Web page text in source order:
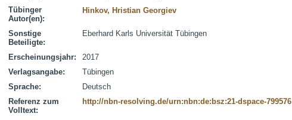
Tübinger
Autor(en):
Hinkov, Hristian Georgiev
Sonstige
Beteiligte:
Eberhard Karls Universität Tübingen
Erscheinungsjahr:
2017
Verlagsangabe:
Tübingen
Sprache:
Deutsch
Referenz zum
Volltext:
http://nbn-resolving.de/urn:nbn:de:bsz:21-dspace-799576